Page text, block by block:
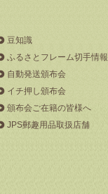
豆知識
ふるさとフレーム切手情報
自動発送頒布会
イチ押し頒布会
頒布会ご在籍の皆様へ
JPS郵趣用品取扱店舗